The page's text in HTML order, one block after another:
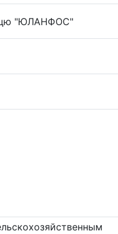
"ЮЛАНФОС"